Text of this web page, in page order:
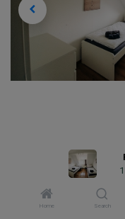
Home Search